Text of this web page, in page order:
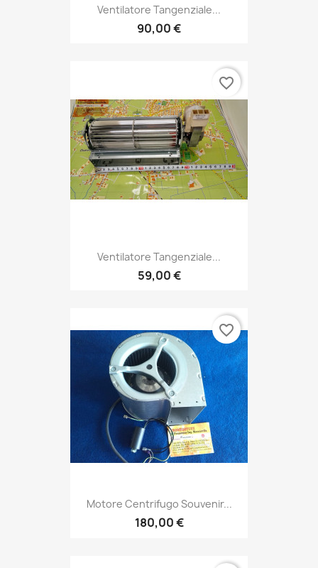
Ventilatore Tangenziale...
90,00 €
Ventilatore Tangenziale...
59,00 €
favorite_border
Motore Centrifugo Souvenir...
180,00 €
favorite_border